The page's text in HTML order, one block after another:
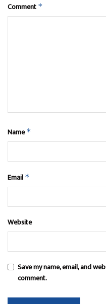
Comment *
Name*
Email *
Website
Save my name, email, and
comment.